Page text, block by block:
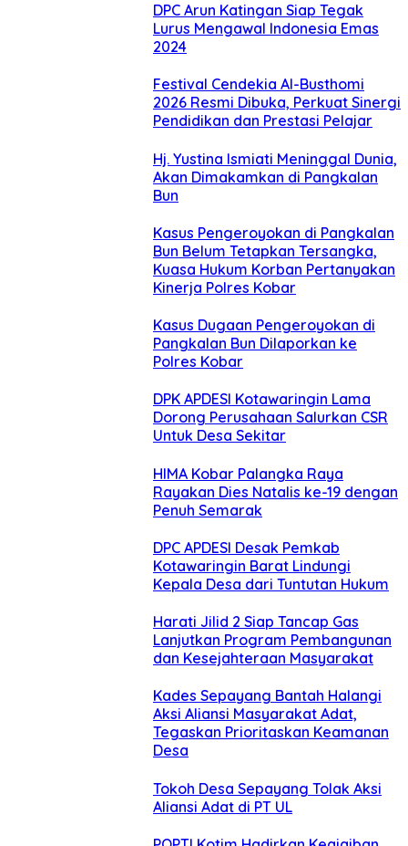
DPC Arun Katingan Siap Tegak
Lurus Mengawal Indonesia Emas
2024
Festival Cendekia Al-Busthomi
2026 Resmi Dibuka, Perkuat Sinergi
Pendidikan dan Prestasi Pelajar
Hj. Yustina Ismiati Meninggal Dunia,
Akan Dimakamkan di Pangkalan
Bun
Kasus Pengeroyokan di Pangkalan
Bun Belum Tetapkan Tersangka,
Kuasa Hukum Korban Pertanyakan
Kinerja Polres Kobar
Kasus Dugaan Pengeroyokan di
Pangkalan Bun Dilaporkan ke
Polres Kobar
DPK APDESI Kotawaringin Lama
Dorong Perusahaan Salurkan CSR
Untuk Desa Sekitar
HIMA Kobar Palangka Raya
Rayakan Dies Natalis ke-19 dengan
Penuh Semarak
DPC APDESI Desak Pemkab
Kotawaringin Barat Lindungi
Kepala Desa dari Tuntutan Hukum
Harati Jilid 2 Siap Tancap Gas
Lanjutkan Program Pembangunan
dan Kesejahteraan Masyarakat
Kades Sepayang Bantah Halangi
Aksi Aliansi Masyarakat Adat,
Tegaskan Prioritaskan Keamanan
Desa
Tokoh Desa Sepayang Tolak Aksi
Aliansi Adat di PT UL